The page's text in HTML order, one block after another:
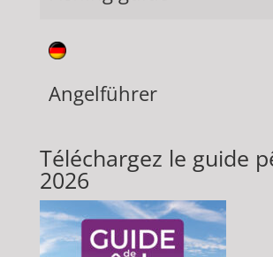
Angelführer
Téléchargez le guide
2026